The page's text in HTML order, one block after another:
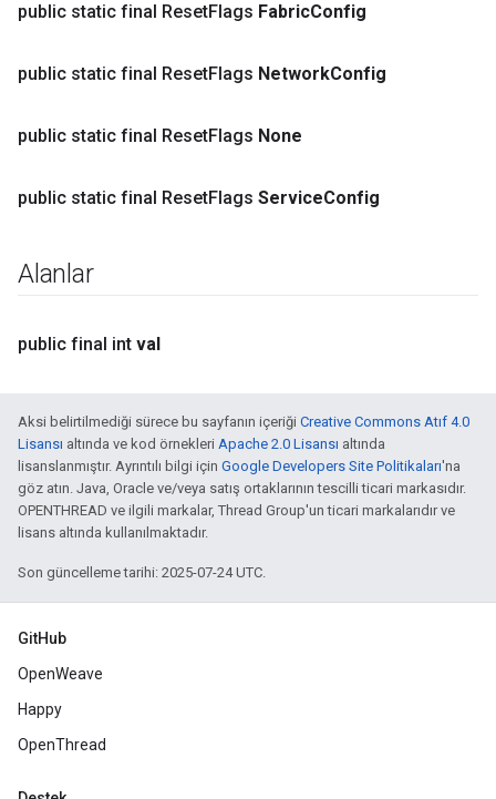
public static final ResetFlags FabricConfig
public static final ResetFlags NetworkConfig
public static final ResetFlags None
public static final ResetFlags ServiceConfig
Alanlar
public final int val
Aksi belirtilmediği sürece bu sayfanın içeriği Creative Commons Atıf 4.0
Lisansı altında ve kod örnekleri Apache 2.0 Lisansı altında
lisanslanmıştır. Ayrıntılı bilgi için Google Developers Site Politikaları'na
göz atın. Java, Oracle ve/veya satış ortaklarının tescilli ticari markasıdır.
OPENTHREAD ve ilgili markalar, Thread Group'un ticari markalarıdır ve
lisans altında kullanılmaktadır.
Son güncelleme tarihi: 2025-07-24 UTC.
GitHub
OpenWeave
Happy
OpenThread